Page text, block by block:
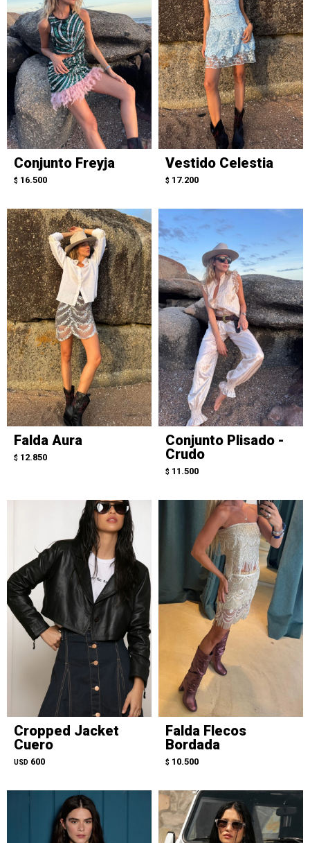
Conjunto Freyja
$ 16.500
Vestido Celestia
$ 17.200
Falda Aura
$ 12.850
Conjunto Plisado -
Crudo
$ 11.500
Cropped Jacket
Cuero
USD 600
Falda Flecos
Bordada
$ 10.500